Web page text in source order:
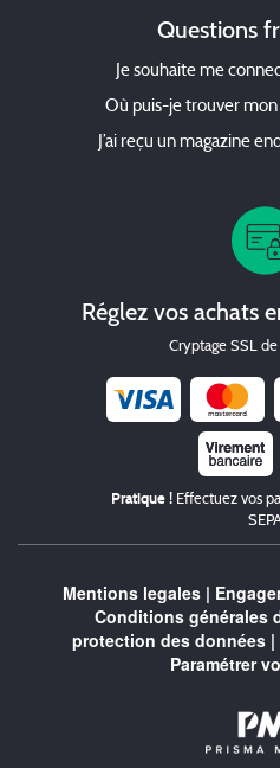
Questions
Je souhaite me
Où puis-je trouver
J’ai reçu un magazine
Réglez vos achats
Cryptage SSL
Pratique ! Effectuez vos
Mentions legales|
Conditions générales
protection des données |
Paramétrer